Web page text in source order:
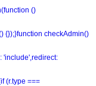
()
{});}function checkAdmin()
'include',redirect:
(r.type ===